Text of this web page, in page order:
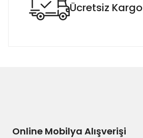
Ücretsiz Kargo
Online Mobilya Alışverişi